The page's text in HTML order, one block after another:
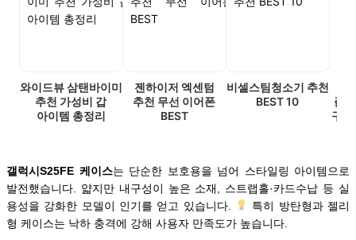
와이드뷰 삼탠바이미
추천 가성비 갑
아이템 총정리
젠하이저 엑센텀
추천 무선 이어폰
BEST
비셀스팀청소기 추천
BEST 10
플
구
갤럭시S25FE 케이스는 단순한 보호용을 넘어 스타일링 아이템으로
발전했습니다. 얇지만 내구성이 높은 소재, 스트랩홀·카드수납 등 실
용성을 강화한 모델이 인기를 얻고 있습니다.
특히 방탄형과 젤리
형 케이스는 낙하 충격에 강해 사용자 만족도가 높습니다.